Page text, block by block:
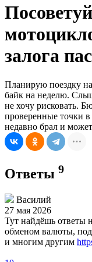
залога
Планирую поездку
байк на неделю.
не хочу рисковать.
проверенные точки
недавно брал и
Ответы 9
Василий
27 мая 2026
Тут найдёшь ответы
обменом валюты,
и многим другим